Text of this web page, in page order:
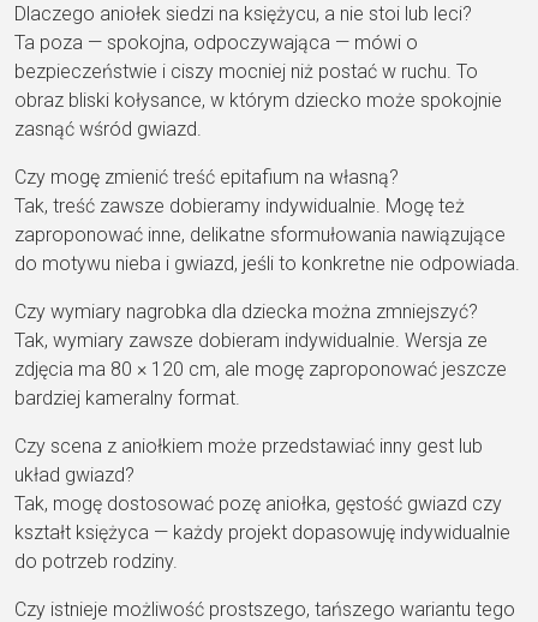
Dlaczego aniołek siedzi na księżycu, a nie stoi lub leci?
Ta poza — spokojna, odpoczywająca — mówi o
bezpieczeństwie i ciszy mocniej niż postać w ruchu. To
obraz bliski kołysance, w którym dziecko może spokojnie
zasnąć wśród gwiazd.
Czy mogę zmienić treść epitafium na własną?
Tak, treść zawsze dobieramy indywidualnie. Mogę też
zaproponować inne, delikatne sformułowania nawiązujące
do motywu nieba i gwiazd, jeśli to konkretne nie odpowiada.
Czy wymiary nagrobka dla dziecka można zmniejszyć?
Tak, wymiary zawsze dobieram indywidualnie. Wersja ze
zdjęcia ma 80 × 120 cm, ale mogę zaproponować jeszcze
bardziej kameralny format.
Czy scena z aniołkiem może przedstawiać inny gest lub
układ gwiazd?
Tak, mogę dostosować pozę aniołka, gęstość gwiazd czy
kształt księżyca — każdy projekt dopasowuję indywidualnie
do potrzeb rodziny.
Czy istnieje możliwość prostszego, tańszego wariantu tego